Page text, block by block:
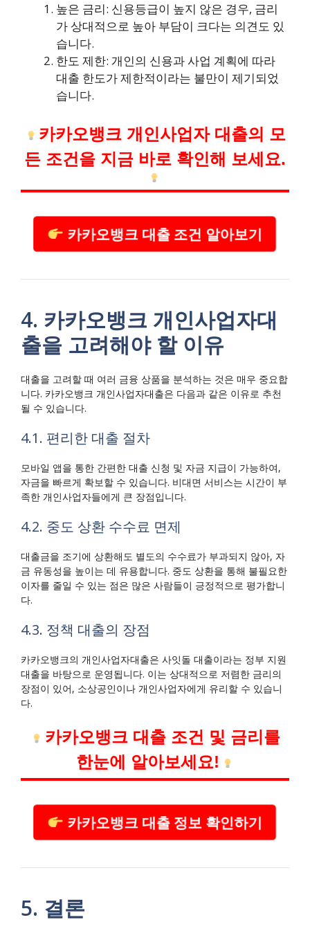
높은 금리: 신용등급이 높지 않은 경우, 금리
가 상대적으로 높아 부담이 크다는 의견도 있
습니다.
한도 제한: 개인의 신용과 사업 계획에 따라
대출 한도가 제한적이라는 불만이 제기되었
습니다.
카카오뱅크 개인사업자 대출의 모
든 조건을 지금 바로 확인해 보세요.
카카오뱅크 대출 조건 알아보기
4. 카카오뱅크 개인사업자대
출을 고려해야 할 이유
대출을 고려할 때 여러 금융 상품을 분석하는 것은 매우 중요합
니다. 카카오뱅크 개인사업자대출은 다음과 같은 이유로 추천
될 수 있습니다.
4.1. 편리한 대출 절차
모바일 앱을 통한 간편한 대출 신청 및 자금 지급이 가능하여,
자금을 빠르게 확보할 수 있습니다. 비대면 서비스는 시간이 부
족한 개인사업자들에게 큰 장점입니다.
4.2. 중도 상환 수수료 면제
대출금을 조기에 상환해도 별도의 수수료가 부과되지 않아, 자
금 유동성을 높이는 데 유용합니다. 중도 상환을 통해 불필요한
이자를 줄일 수 있는 점은 많은 사람들이 긍정적으로 평가합니
다.
4.3. 정책 대출의 장점
카카오뱅크의 개인사업자대출은 사잇돌 대출이라는 정부 지원
대출을 바탕으로 운영됩니다. 이는 상대적으로 저렴한 금리의
장점이 있어, 소상공인이나 개인사업자에게 유리할 수 있습니
다.
카카오뱅크 대출 조건 및 금리를
한눈에 알아보세요!
카카오뱅크 대출 정보 확인하기
5. 결론